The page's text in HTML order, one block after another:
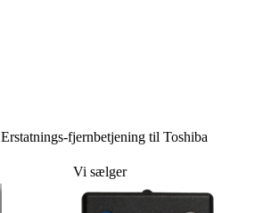
Erstatnings-fjernbetjening til Toshiba
Vi sælger